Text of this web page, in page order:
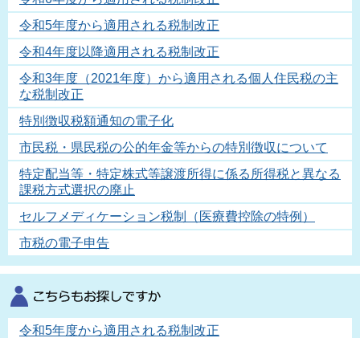
令和5年度から適用される税制改正
令和4年度以降適用される税制改正
令和3年度（2021年度）から適用される個人住民税の主
な税制改正
特別徴収税額通知の電子化
市民税・県民税の公的年金等からの特別徴収について
特定配当等・特定株式等譲渡所得に係る所得税と異なる
課税方式選択の廃止
セルフメディケーション税制（医療費控除の特例）
市税の電子申告
令和5年度から適用される税制改正